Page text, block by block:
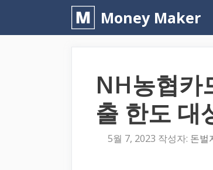
Money Maker
NH농협카
출 한도 대
5월 7, 2023 작성자: 돈벌